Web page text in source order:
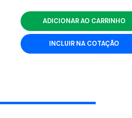
ADICIONAR AO CARRINHO
INCLUIR NA COTAÇÃO